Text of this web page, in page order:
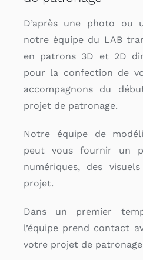
D’après une photo ou
notre équipe du LAB
en patrons 3D et 2D
pour la confection de
accompagnons du
projet de patronage.
Notre équipe de
peut vous fournir un
numériques, des
projet.
Dans un premier
l’équipe prend contact
votre projet de